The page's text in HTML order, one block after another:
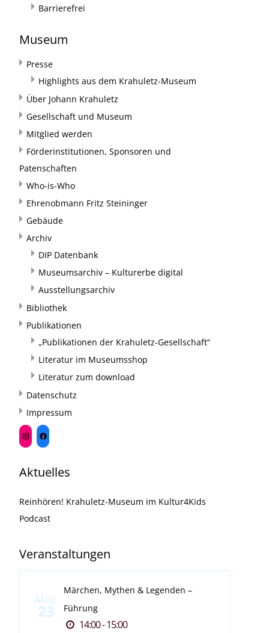
Barrierefrei
Museum
Presse
Highlights aus dem Krahuletz-Museum
Über Johann Krahuletz
Gesellschaft und Museum
Mitglied werden
Förderinstitutionen, Sponsoren und
Patenschaften
Who-is-Who
Ehrenobmann Fritz Steininger
Gebäude
Archiv
DIP Datenbank
Museumsarchiv – Kulturerbe digital
Ausstellungsarchiv
Bibliothek
Publikationen
„Publikationen der Krahuletz-Gesellschaft“
Literatur im Museumsshop
Literatur zum download
Datenschutz
Impressum
Aktuelles
Reinhören! Krahuletz-Museum im Kultur4Kids
Podcast
Veranstaltungen
AUG.
23
Märchen, Mythen & Legenden –
Führung
14:00 - 15:00